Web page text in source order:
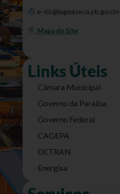
e-sic@lagoaseca.pb.gov.br
Mapa do Site
Links Úteis
Câmara Municipal
Governo da Paraíba
Governo Federal
CAGEPA
DETRAN
Energisa